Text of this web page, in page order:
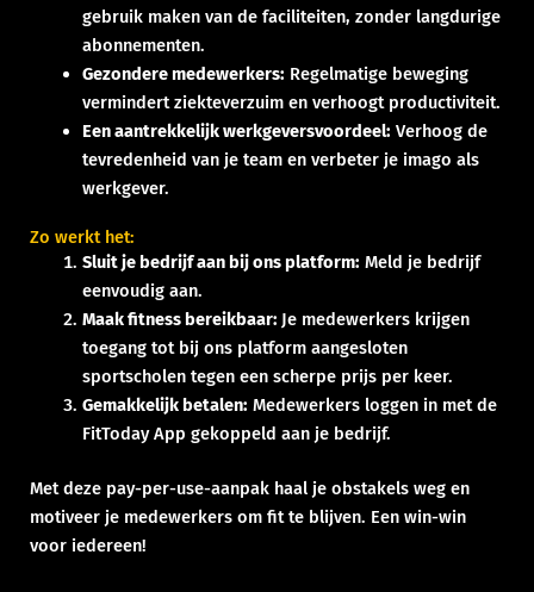
gebruik maken van de faciliteiten, zonder langdurige
abonnementen.
Gezondere medewerkers: Regelmatige beweging
vermindert ziekteverzuim en verhoogt productiviteit.
Een aantrekkelijk werkgeversvoordeel: Verhoog de
tevredenheid van je team en verbeter je imago als
werkgever.
Zo werkt het:
Sluit je bedrijf aan bij ons platform: Meld je bedrijf
eenvoudig aan.
Maak fitness bereikbaar: Je medewerkers krijgen
toegang tot bij ons platform aangesloten
sportscholen tegen een scherpe prijs per keer.
Gemakkelijk betalen: Medewerkers loggen in met de
FitToday App gekoppeld aan je bedrijf.
Met deze pay-per-use-aanpak haal je obstakels weg en
motiveer je medewerkers om fit te blijven. Een win-win
voor iedereen!